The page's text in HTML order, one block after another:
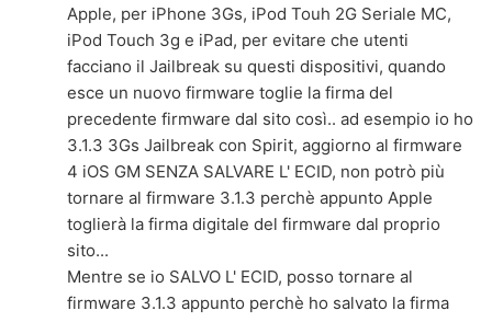
Apple, per iPhone 3Gs, iPod Touh 2G Seriale MC,
iPod Touch 3g e iPad, per evitare che utenti
facciano il Jailbreak su questi dispositivi, quando
esce un nuovo firmware toglie la firma del
precedente firmware dal sito così.. ad esempio io ho
3.1.3 3Gs Jailbreak con Spirit, aggiorno al firmware
4 iOS GM SENZA SALVARE L' ECID, non potrò più
tornare al firmware 3.1.3 perchè appunto Apple
toglierà la firma digitale del firmware dal proprio
sito...
Mentre se io SALVO L' ECID, posso tornare al
firmware 3.1.3 appunto perchè ho salvato la firma